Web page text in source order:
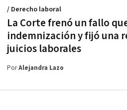
La Corte frenó un fallo
indemnización y fijó una
juicios laborales
/ Derecho laboral
PorAlejandra Lazo